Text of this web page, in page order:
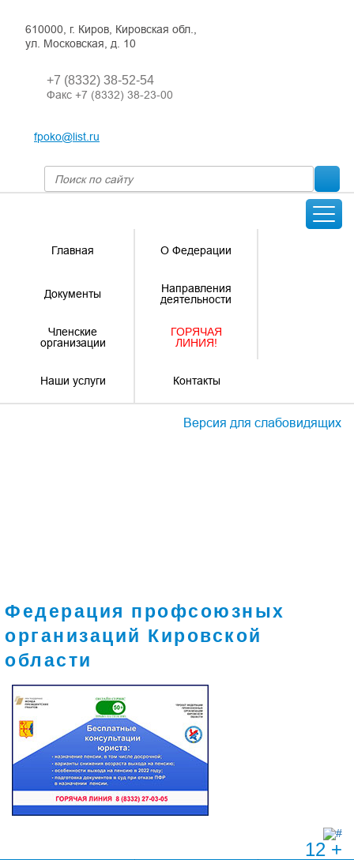
610000, г. Киров, Кировская обл.,
ул. Московская, д. 10
+7 (8332) 38-52-54
Факс +7 (8332) 38-23-00
fpoko@list.ru
Главная О Федерации
Документы
Направления
деятельности
Членские
организации
ГОРЯЧАЯ
ЛИНИЯ!
Наши услуги Контакты
Версия для слабовидящих
Федерация профсоюзных
организаций Кировской
области
12 +